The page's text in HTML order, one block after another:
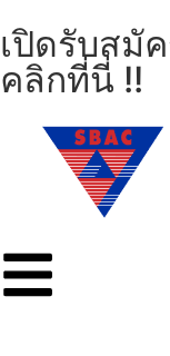
เปิดรับสมั
คลิกที่นี่ !!